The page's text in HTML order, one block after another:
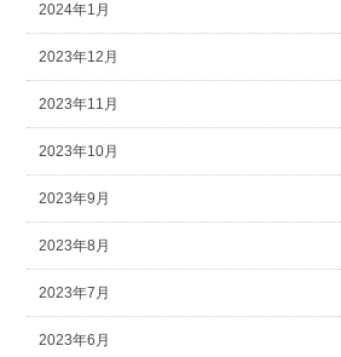
2024年1月
2023年12月
2023年11月
2023年10月
2023年9月
2023年8月
2023年7月
2023年6月